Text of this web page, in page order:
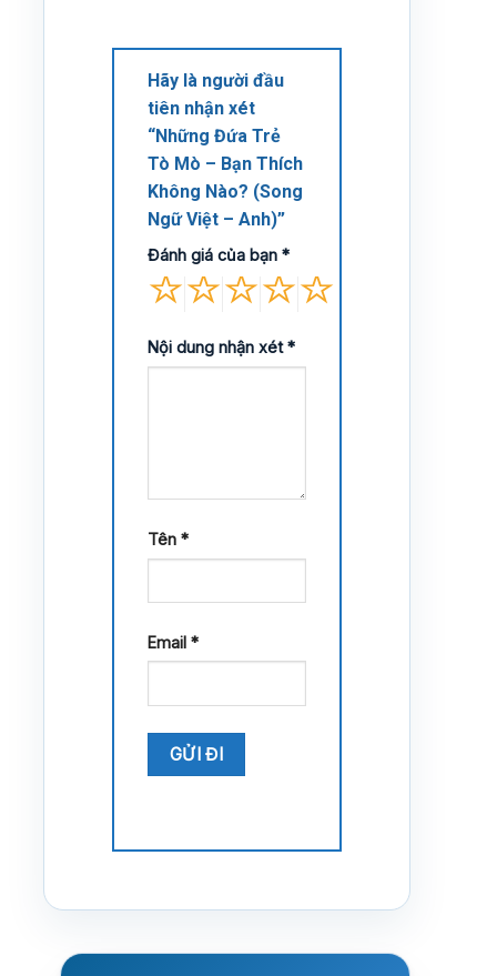
Hãy là người đầu
tiên nhận xét
“Những Đứa Trẻ
Tò Mò – Bạn Thích
Không Nào? (Song
Ngữ Việt – Anh)”
Đánh giá của bạn *
Nội dung nhận xét*
Tên *
Email *